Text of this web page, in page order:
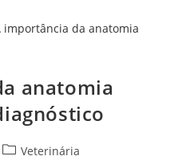
anatomia
Veterinária